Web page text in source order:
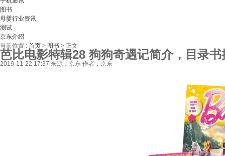
图书
母婴行业资讯
测试
京东介绍
当前位置 : 首页 > 图书 > 正文
芭比电影特辑28 狗狗奇遇记简介，目录书
2019-11-22 17:37 来源：京东 作者：京东